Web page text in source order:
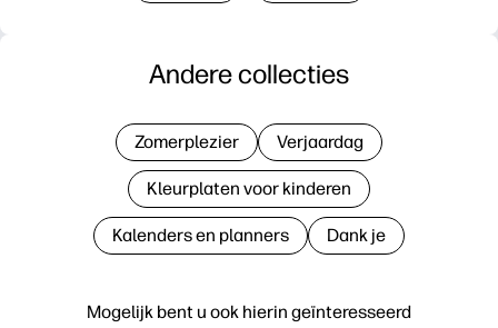
Mogelijk bent u ook hierin geïnteresseerd
Andere collecties
Zomerplezier Verjaardag
Kleurplaten voor kinderen
Kalenders en planners Dank je